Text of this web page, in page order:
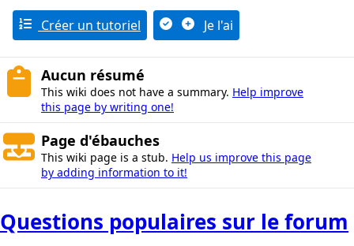
Créer un tutoriel Je l'ai
Aucun résumé
This wiki does not have a summary. Help improve
this page by writing one!
Page d'ébauches
This wiki page is a stub. Help us improve this page
by adding information to it!
Questions populaires sur le forum